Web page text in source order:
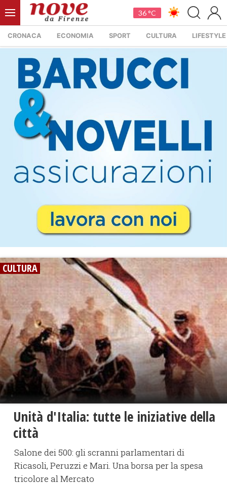
36 °C
CRONACA ECONOMIA SPORT CULTURA LIFESTYLE
CULTURA
Unità d'Italia: tutte le iniziative della
città
Salone dei 500: gli scranni parlamentari di
Ricasoli, Peruzzi e Mari. Una borsa per la spesa
tricolore al Mercato